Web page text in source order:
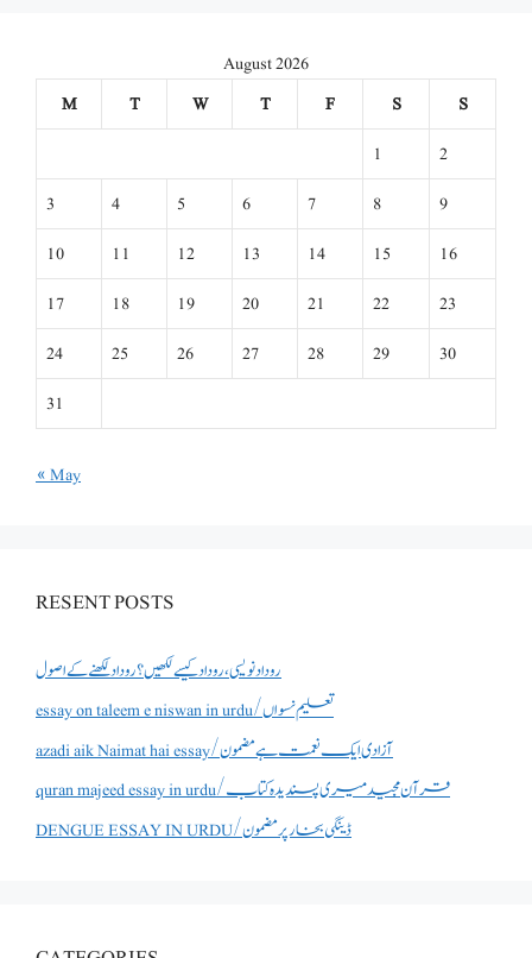
August 2026
M
T W T F S
S
1
2
3
4 5 6 7 8
9
10
11 12 13 14 15
16
17
18 19 20 21 22
23
24
25 26 27 28 29
30
31
« May
RESENT POSTS
روداد نویسی ،روداد کیسے لکھیں؟ روداد لکھنے کے اصول
essay on taleem e niswan in urdu/تعلیم نسواں
azadi aik Naimat hai essay/آزادی ایک نعمت ہے مضمون
quran majeed essay in urdu/قرآن مجید میری پسندیدہ کتاب
DENGUE ESSAY IN URDU/ڈینگی بخار پر مضمون